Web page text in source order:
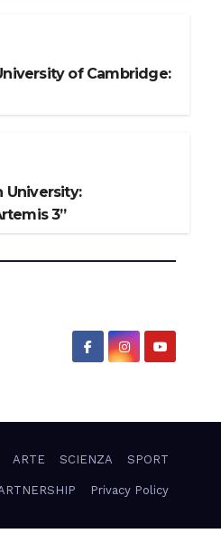
of Cambridge:
University:
3”
ARTE SCIENZA SPORT
Privacy Policy